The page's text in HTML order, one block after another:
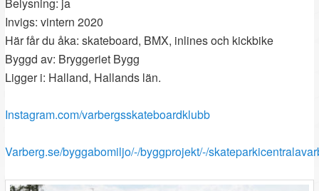
Belysning: ja
Invigs:vintern 2020
Här får du åka: skateboard, BMX, inlines och kickbike
Byggd av: Bryggeriet Bygg
Ligger i: Halland, Hallands län.
Instagram.com/varbergsskateboardklubb
Varberg.se/byggabomiljo/-/byggprojekt/-/